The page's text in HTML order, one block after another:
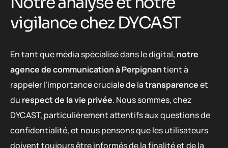
vigilance chez DYCAST
En tant que média spécialisé dans le digital, notre
agence de communication à Perpignantient à
rappeler l’importance cruciale de latransparenceet
du respect de la vie privée. Nous sommes, chez
DYCAST, particulièrement attentifs aux questions de
confidentialité, et nous pensons que les utilisateurs
doivent toujours être informés de la finalité et de la